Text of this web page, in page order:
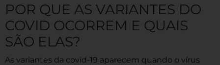
POR QUE AS VARIANTES DO
COVID OCORREM E QUAIS
SÃO ELAS?
As variantes da covid-19 aparecem quando o vírus